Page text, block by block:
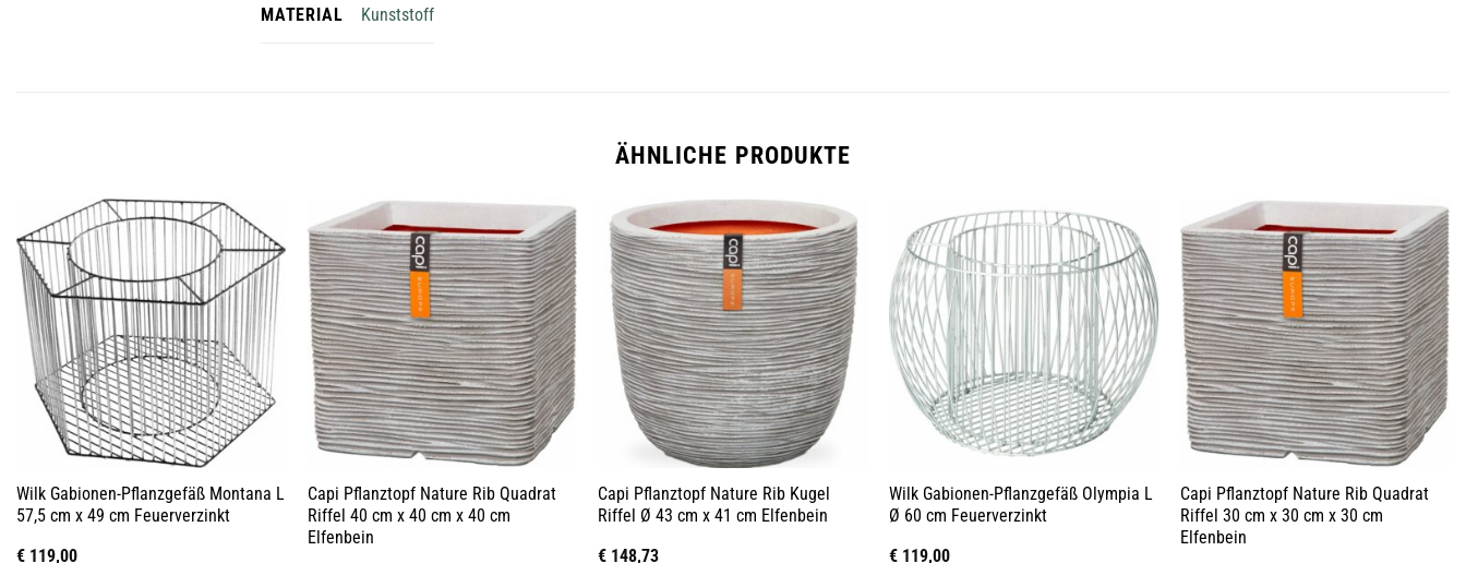
MATERIAL Kunststoff
ÄHNLICHE PRODUKTE
Wilk Gabionen-Pflanzgefäß Montana L
57,5 cm x 49 cm Feuerverzinkt
€119,00
Capi Pflanztopf Nature Rib Quadrat
Riffel 40 cm x 40 cm x 40 cm
Elfenbein
Capi Pflanztopf Nature Rib Kugel
Riffel Ø 43 cm x 41 cm Elfenbein
€ 148,73
Wilk Gabionen-Pflanzgefäß Olympia L
Ø 60 cm Feuerverzinkt
€ 119,00
Capi Pflanztopf Nature Rib Quadrat
Riffel 30 cm x 30 cm x 30 cm
Elfenbein